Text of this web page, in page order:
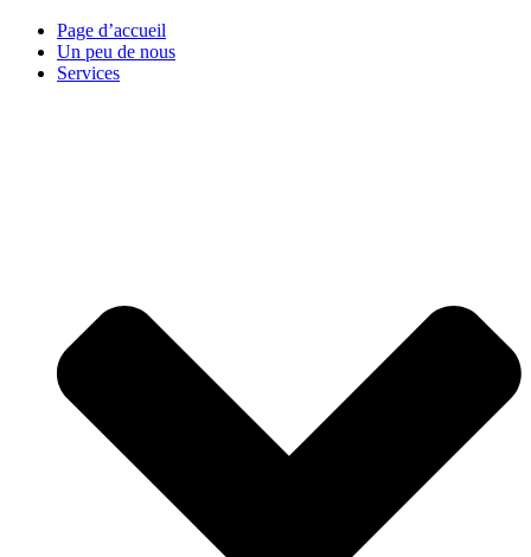
Page d’accueil
Un peu de nous
Services